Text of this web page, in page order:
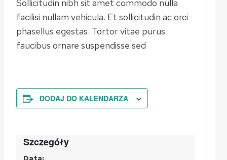
Sollicitudin nibh sit amet commodo nulla
facilisi nullam vehicula. Et sollicitudin ac orci
phasellus egestas. Tortor vitae purus
faucibus ornare suspendisse sed
DODAJ DO KALENDARZA
Szczegóły
Data: